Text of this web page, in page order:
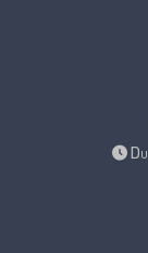
Du